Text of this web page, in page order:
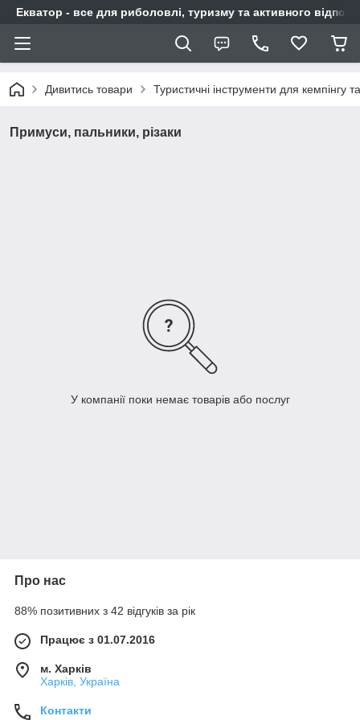
Екватор - все для риболовлі, туризму та активного
Дивитись товари Туристичні інструменти для кемпінгу
Примуси, пальники, різаки
У компанії поки немає товарів або послуг
Про нас
88% позитивних з 42 відгуків за рік
Працює з 01.07.2016
м. Харків
Харків, Україна
Контакти